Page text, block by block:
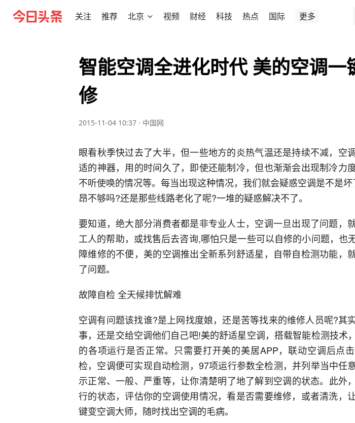
关注 推荐 北京 视频 财经 科技 热点 国际 更多
智能空调全进化时代 美的空调一
修
2015-11-04 10:37 · 中国网
眼看秋季快过去了大半，但一些地方的炎热气温还是持续不减，空
适的神器，用的时间久了，即使还能制冷，但也渐渐会出现制冷力
不听使唤的情况等。每当出现这种情况，我们就会疑惑空调是不是
昂不够吗?还是那些线路老化了呢?一堆的疑惑解决不了。
要知道，绝大部分消费者都是非专业人士，空调一旦出现了问题，
工人的帮助，或找售后去咨询,哪怕只是一些可以自修的小问题，也
障维修的不便，美的空调推出全新系列舒适星，自带自检测功能，
了问题。
故障自检 全天候排忧解难
空调有问题该找谁?是上网找度娘，还是苦等找来的维修人员呢?其
事，还是交给空调他们自己吧!美的舒适星空调，搭载智能检测技术
的各项运行是否正常。只需要打开美的美居APP，联动空调后点
检，空调便可实现自动检测，97项运行参数全检测，并列举当中任
示正常、一般、严重等，让你清楚明了地了解到空调的状态。此外
行的状态，评估你的空调使用情况，看是否需要维修，或者清洗，
键变空调大师，随时找出空调的毛病。